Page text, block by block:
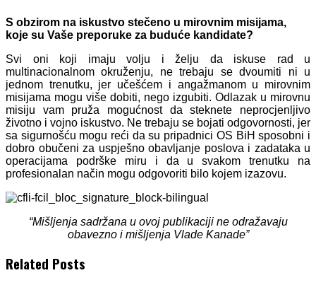
S obzirom na iskustvo stečeno u mirovnim misijama,
koje su Vaše preporuke za buduće kandidate?
Svi oni koji imaju volju i želju da iskuse rad u
multinacionalnom okruženju, ne trebaju se dvoumiti ni u
jednom trenutku, jer učešćem i angažmanom u mirovnim
misijama mogu više dobiti, nego izgubiti. Odlazak u mirovnu
misiju vam pruža mogućnost da steknete neprocjenljivo
životno i vojno iskustvo. Ne trebaju se bojati odgovornosti, jer
sa sigurnošću mogu reći da su pripadnici OS BiH sposobni i
dobro obučeni za uspješno obavljanje poslova i zadataka u
operacijama podrške miru i da u svakom trenutku na
profesionalan način mogu odgovoriti bilo kojem izazovu.
“Mišljenja sadržana u ovoj publikaciji ne odražavaju
obavezno i mišljenja Vlade Kanade”
Related Posts